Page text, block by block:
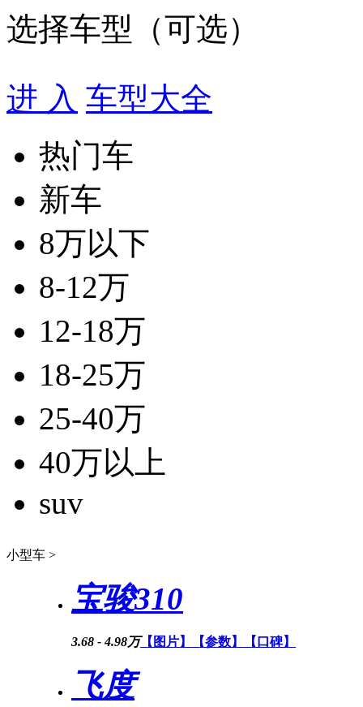
选择车型（可选）
进 入 车型大全
热门车
新车
8万以下
8-12万
12-18万
18-25万
25-40万
40万以上
suv
小型车 >
宝骏310
3.68 - 4.98万【图片】 【参数】 【口碑】
飞度